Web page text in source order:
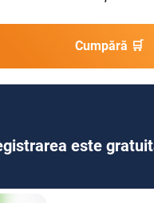
Cumpără 🛒
este